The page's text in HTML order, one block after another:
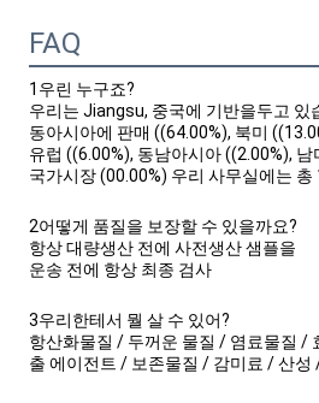
FAQ
1우린 누구죠?
우리는 Jiangsu, 중국에 기반을두고 있
동아시아에 판매 ((64.00%), 북미
유럽 ((6.00%), 동남아시아 ((2.00%),
국가시장 (00.00%) 우리 사무실에는
2어떻게 품질을 보장할 수 있을까요?
항상 대량생산 전에 사전생산 샘플을
운송 전에 항상 최종 검사
3우리한테서 뭘 살 수 있어?
항산화물질 / 두꺼운 물질 / 염료물질 /
출 에이전트 / 보존물질 / 감미료 / 산성